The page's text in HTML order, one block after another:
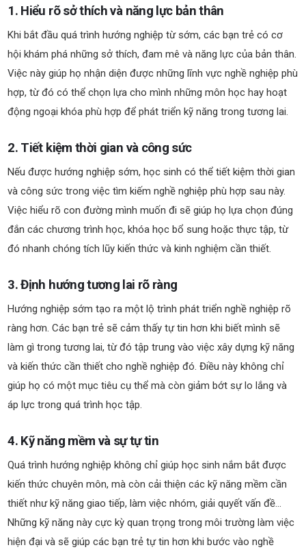
1. Hiểu rõ sở thích và năng lực bản thân
Khi bắt đầu quá trình hướng nghiệp từ sớm, các bạn trẻ có cơ
hội khám phá những sở thích, đam mê và năng lực của bản thân.
Việc này giúp họ nhận diện được những lĩnh vực nghề nghiệp phù
hợp, từ đó có thể chọn lựa cho mình những môn học hay hoạt
động ngoại khóa phù hợp để phát triển kỹ năng trong tương lai.
2. Tiết kiệm thời gian và công sức
Nếu được hướng nghiệp sớm, học sinh có thể tiết kiệm thời gian
và công sức trong việc tìm kiếm nghề nghiệp phù hợp sau này.
Việc hiểu rõ con đường mình muốn đi sẽ giúp họ lựa chọn đúng
đắn các chương trình học, khóa học bổ sung hoặc thực tập, từ
đó nhanh chóng tích lũy kiến thức và kinh nghiệm cần thiết.
3. Định hướng tương lai rõ ràng
Hướng nghiệp sớm tạo ra một lộ trình phát triển nghề nghiệp rõ
ràng hơn. Các bạn trẻ sẽ cảm thấy tự tin hơn khi biết mình sẽ
làm gì trong tương lai, từ đó tập trung vào việc xây dựng kỹ năng
và kiến thức cần thiết cho nghề nghiệp đó. Điều này không chỉ
giúp họ có một mục tiêu cụ thể mà còn giảm bớt sự lo lắng và
áp lực trong quá trình học tập.
4. Kỹ năng mềm và sự tự tin
Quá trình hướng nghiệp không chỉ giúp học sinh nắm bắt được
kiến thức chuyên môn, mà còn cải thiện các kỹ năng mềm cần
thiết như kỹ năng giao tiếp, làm việc nhóm, giải quyết vấn đề…
Những kỹ năng này cực kỳ quan trọng trong môi trường làm việc
hiện đại và sẽ giúp các bạn trẻ tự tin hơn khi bước vào nghề